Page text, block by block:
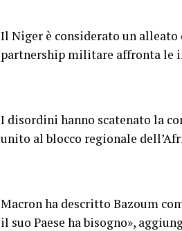
Il Niger è considerato un
partnership militare affronta le
I disordini hanno scatenato la
unito al blocco regionale
Macron ha descritto Bazoum
il suo Paese ha bisogno»,